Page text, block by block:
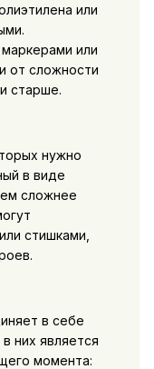
или
или
от сложности
старше.
нужно
в виде
сложнее
стишками,
в себе
них является
момента: